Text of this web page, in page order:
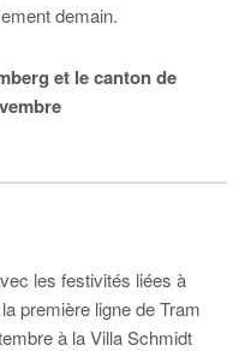
demain.
et le canton de
les festivités liées à
première ligne de Tram
à la Villa Schmidt